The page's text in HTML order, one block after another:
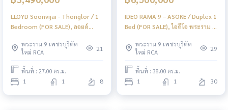
LLOYD Soonvijai - Thonglor / 1
Bedroom (FOR SALE), ลอยด์
(ขาย) PEII116
พระราม 9 เพชรบุรีตัด
ใหม่ RCA
21
พื้นที่ : 27.00 ตร.ม.
1 1 8
IDEO RAMA 9 – ASOKE / Duplex 1
Bed (FOR SALE), ไอดีโอ พระราม 9
PEII109พระราม 9 เพชรบุรีตัด
ใหม่ RCA
29
พื้นที่ : 38.00 ตร.ม.
1 1 30